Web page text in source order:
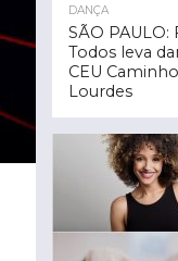
DANÇA
SÃO PAULO:
Todos leva
CEU
Lourdes